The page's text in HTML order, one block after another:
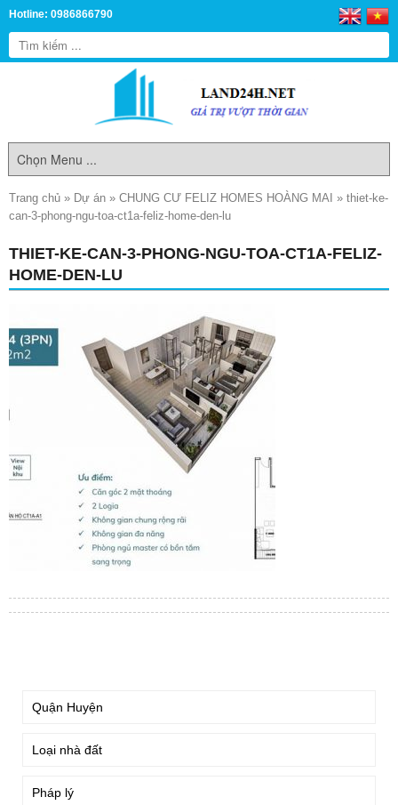
Hotline: 0986866790
Trang chủ » Dự án » CHUNG CƯ FELIZ HOMES HOÀNG MAI » thiet-ke-
can-3-phong-ngu-toa-ct1a-feliz-home-den-lu
THIET-KE-CAN-3-PHONG-NGU-TOA-CT1A-FELIZ-
HOME-DEN-LU